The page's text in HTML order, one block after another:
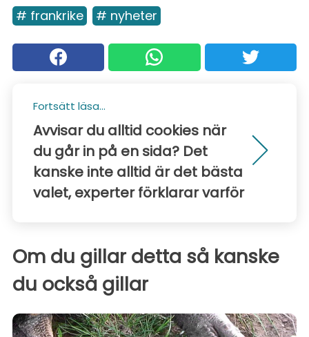
# frankrike # nyheter
Fortsätt läsa...
Avvisar du alltid cookies när
du går in på en sida? Det
kanske inte alltid är det bästa
valet, experter förklarar varför
Om du gillar detta så kanske
du också gillar